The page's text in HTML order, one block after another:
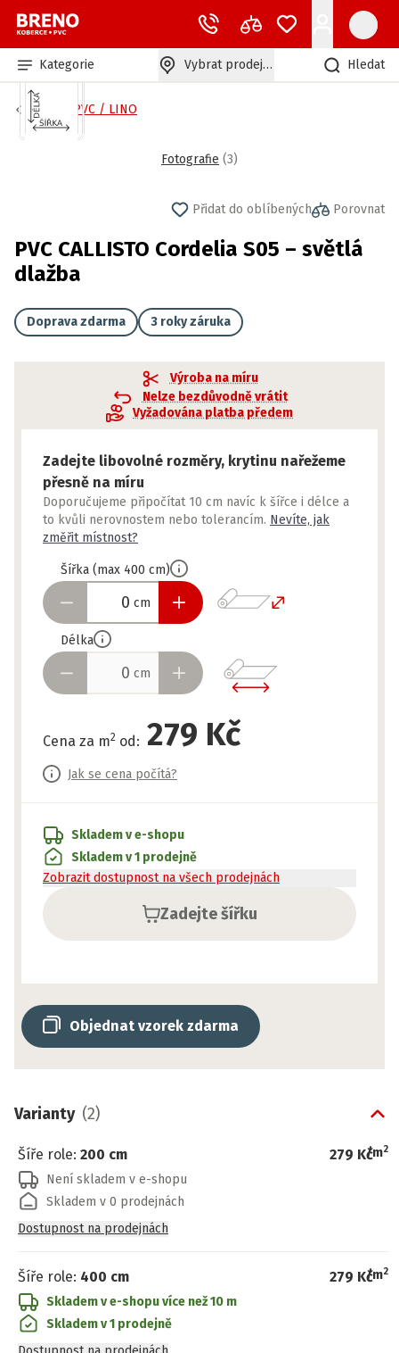
Kategorie Vybrat prodejnu Hledat
Bytové PVC / LINO
Fotografie (3)
Přidat do oblíbených Porovnat
PVC CALLISTO Cordelia S05 – světlá
dlažba
Doprava zdarma 3 roky záruka
Výroba na míru
Nelze bezdůvodně vrátit
Vyžadována platba předem
Zadejte libovolné rozměry, krytinu nařežeme
přesně na míru
Doporučujeme připočítat 10 cm navíc k šířce i délce a
to kvůli nerovnostem nebo tolerancím. Nevíte, jak
změřit místnost?
Šířka (max 400 cm)
cm
Délka
cm
Cena za m2 od: 279 Kč
Jak se cena počítá?
Zadejte šířku
Skladem v e-shopu
Skladem v 1 prodejně
Zobrazit dostupnost na všech prodejnách
Objednat vzorek zdarma
Varianty (2)
Šíře role: 200 cm 279 Kč
/m2
Není skladem v e-shopu
Skladem v 0 prodejnách
Dostupnost na prodejnách
Šíře role: 400 cm 279 Kč
/m2
Skladem v e-shopuvíce než 10 m
Skladem v 1 prodejně